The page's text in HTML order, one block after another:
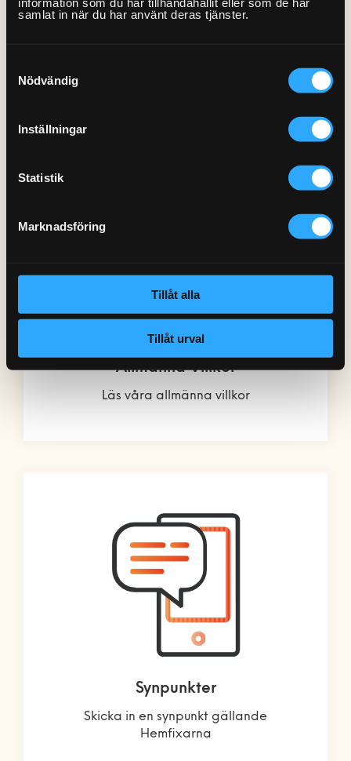
samlat in när du har använt deras tjänster.
Nödvändig
Inställningar
Statistik
Marknadsföring
Tillåt alla
Tillåt urval
Allmänna Villkor
Läs våra allmänna villkor
Synpunkter
Skicka in en synpunkt gällande
Hemfixarna